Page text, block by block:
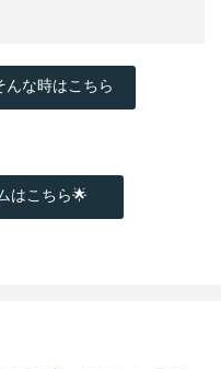
な時はこちら
はこちら🌟